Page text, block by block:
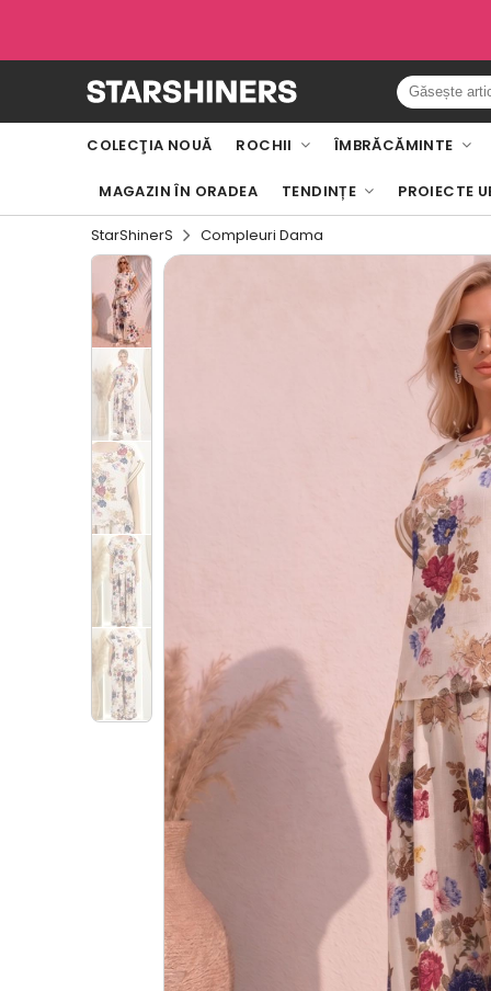
COLECŢIA NOUĂ ROCHII ÎMBRĂCĂMINTE
MAGAZIN ÎN ORADEA TENDINȚE PROIECTE
StarShinerS Compleuri Dama